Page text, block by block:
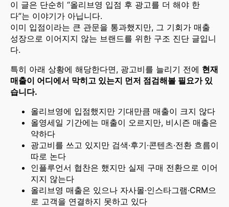
이 글은 단순히 “올리브영 입점 후 광고를 더 해야 한
다”는 이야기가 아닙니다.
이미 입점이라는 큰 관문을 통과했지만, 그 기회가 매출
성장으로 이어지지 않는 브랜드를 위한 구조 진단 글입니
다.
특히 아래 상황에 해당한다면, 광고비를 늘리기 전에 현재
매출이 어디에서 막히고 있는지 먼저 점검해볼 필요가 있
습니다.
올리브영에 입점했지만 기대만큼 매출이 크지 않다
올영세일 기간에는 매출이 오르지만, 비시즌 매출은
약하다
광고비를 쓰고 있지만 검색·후기·콘텐츠·전환 흐름이
따로 논다
인플루언서 협찬은 했지만 실제 구매 전환으로 이어
지지 않는다
올리브영 매출은 있으나 자사몰·인스타그램·CRM으
로 고객을 연결하지 못하고 있다